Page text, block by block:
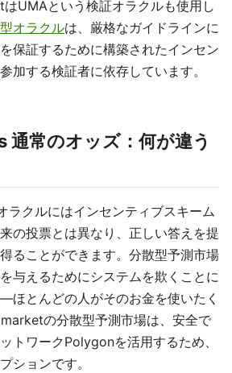
UMAという検証オラクルも使用し
オラクルは、厳格なガイドラインに
保証するために構築されたインセン
加する検証者に依存しています。
常のオッズ：何が違う
クルにはインセンティブスキーム
の投票とは異なり、正しい答えを提
ることができます。分散型予測市場
与えるためにシステムを欺くことに
ほとんどの人がそのお金を使いたく
の分散型予測市場は、安全で
トワークPolygonを活用するため、
ションです。